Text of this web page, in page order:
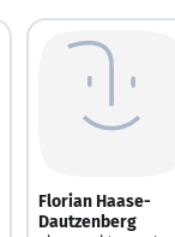
Florian Haase-
Dautzenberg